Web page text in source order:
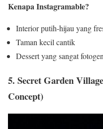
Kenapa Instagramable?
Interior putih-hijau yang
Taman kecil cantik
Dessert yang sangat
5. Secret Garden
Concept)